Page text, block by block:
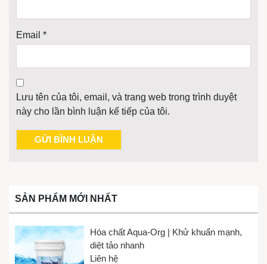
Email *
Lưu tên của tôi, email, và trang web trong trình duyệt
này cho lần bình luận kế tiếp của tôi.
SẢN PHẨM MỚI NHẤT
Hóa chất Aqua-Org | Khử khuẩn mạnh,
diệt tảo nhanh
Liên hệ